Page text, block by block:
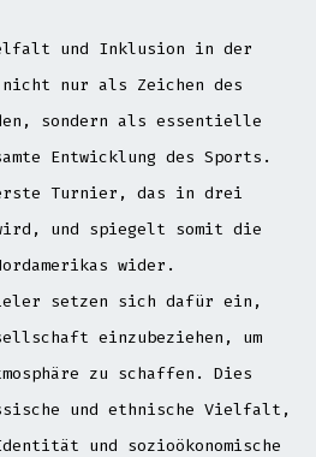
und Inklusion in der
nicht nur als Zeichen des
sondern als essentielle
Entwicklung des Sports.
Turnier, das in drei
und spiegelt somit die
wider.
setzen sich dafür ein,
einzubeziehen, um
zu schaffen. Dies
und ethnische Vielfalt,
und sozioökonomische